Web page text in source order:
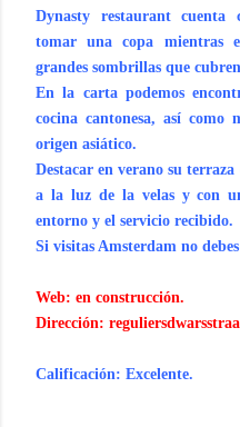
Dynasty restaurant cuenta
tomar una copa mientras
grandes sombrillas que
En la carta podemos
cocina cantonesa, así como
origen asiático.
Destacar en verano su
a la luz de la velas y con
entorno y el servicio recibido.
Si visitas Amsterdam no
Web: en construcción.
Dirección:
Calificación: Excelente.